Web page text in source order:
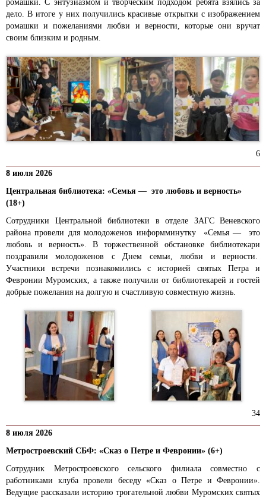
ромашки. С энтузиазмом и творческим подходом ребята взялись за
дело. В итоге у них получились красивые открытки с изображением
ромашки и пожеланиями любви и верности, которые они вручат
своим близким и родным.
6
8 июля 2026
Центральная библиотека: «Семья — это любовь и верность»
(18+)
Сотрудники Центральной библиотеки в отделе ЗАГС Веневского
района провели для молодоженов информминутку «Семья — это
любовь и верность». В торжественной обстановке библиотекари
поздравили молодоженов с Днем семьи, любви и верности.
Участники встречи познакомились с историей святых Петра и
Февронии Муромских, а также получили от библиотекарей и гостей
добрые пожелания на долгую и счастливую совместную жизнь.
34
8 июля 2026
Метростроевский СБФ: «Сказ о Петре и Февронии» (6+)
Сотрудник Метростроевского сельского филиала совместно с
работниками клуба провели беседу «Сказ о Петре и Февронии».
Ведущие рассказали историю трогательной любви Муромских святых